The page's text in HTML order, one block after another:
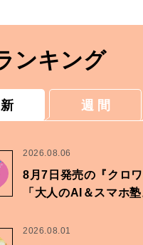
ンキング
週 間
2026.08.06
8月7日発売の『クロ
「大人のAI＆スマホ塾
2026.08.01